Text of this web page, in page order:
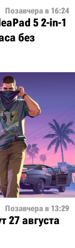
Позавчера в 16:24
5 2-in-1
без
Позавчера в 13:29
27 августа